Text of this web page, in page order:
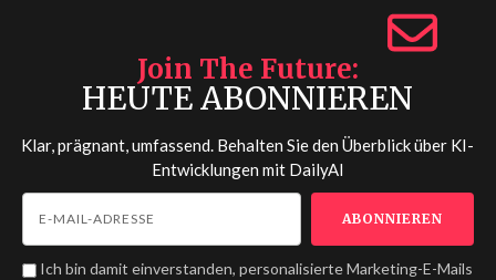
Join The Future
HEUTE ABONNIEREN
Klar, prägnant, umfassend. Behalten Sie den Überblick über KI-
Entwicklungen mit DailyAI
Ich bin damit einverstanden, personalisierte Marketing-E-Mails